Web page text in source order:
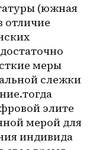
(южная
отличие
меры
слежки
элите
мерой для
индивида